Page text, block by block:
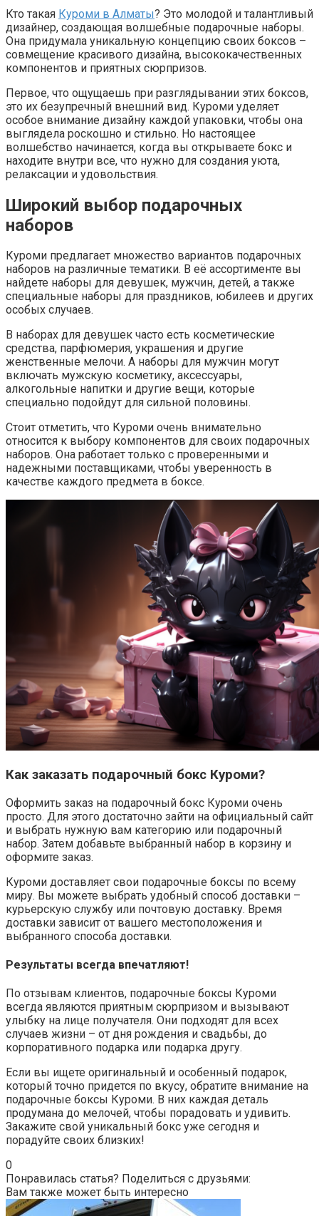
Кто такая Куроми в Алматы? Это молодой и талантливый
дизайнер, создающая волшебные подарочные наборы.
Она придумала уникальную концепцию своих боксов –
совмещение красивого дизайна, высококачественных
компонентов и приятных сюрпризов.
Первое, что ощущаешь при разглядывании этих боксов,
это их безупречный внешний вид. Куроми уделяет
особое внимание дизайну каждой упаковки, чтобы она
выглядела роскошно и стильно. Но настоящее
волшебство начинается, когда вы открываете бокс и
находите внутри все, что нужно для создания уюта,
релаксации и удовольствия.
Широкий выбор подарочных
наборов
Куроми предлагает множество вариантов подарочных
наборов на различные тематики. В её ассортименте вы
найдете наборы для девушек, мужчин, детей, а также
специальные наборы для праздников, юбилеев и других
особых случаев.
В наборах для девушек часто есть косметические
средства, парфюмерия, украшения и другие
женственные мелочи. А наборы для мужчин могут
включать мужскую косметику, аксессуары,
алкогольные напитки и другие вещи, которые
специально подойдут для сильной половины.
Стоит отметить, что Куроми очень внимательно
относится к выбору компонентов для своих подарочных
наборов. Она работает только с проверенными и
надежными поставщиками, чтобы уверенность в
качестве каждого предмета в боксе.
Как заказать подарочный бокс Куроми?
Оформить заказ на подарочный бокс Куроми очень
просто. Для этого достаточно зайти на официальный сайт
и выбрать нужную вам категорию или подарочный
набор. Затем добавьте выбранный набор в корзину и
оформите заказ.
Куроми доставляет свои подарочные боксы по всему
миру. Вы можете выбрать удобный способ доставки –
курьерскую службу или почтовую доставку. Время
доставки зависит от вашего местоположения и
выбранного способа доставки.
Результаты всегда впечатляют!
По отзывам клиентов, подарочные боксы Куроми
всегда являются приятным сюрпризом и вызывают
улыбку на лице получателя. Они подходят для всех
случаев жизни – от дня рождения и свадьбы, до
корпоративного подарка или подарка другу.
Если вы ищете оригинальный и особенный подарок,
который точно придется по вкусу, обратите внимание на
подарочные боксы Куроми. В них каждая деталь
продумана до мелочей, чтобы порадовать и удивить.
Закажите свой уникальный бокс уже сегодня и
порадуйте своих близких!
0
Понравилась статья? Поделиться с друзьями:
Вам также может быть интересно